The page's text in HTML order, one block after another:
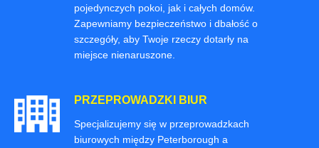
pojedynczych pokoi, jak i całych domów.
Zapewniamy bezpieczeństwo i dbałość o
szczegóły, aby Twoje rzeczy dotarły na
miejsce nienaruszone.
PRZEPROWADZKI BIUR
Specjalizujemy się w przeprowadzkach
biurowych między Peterborough a